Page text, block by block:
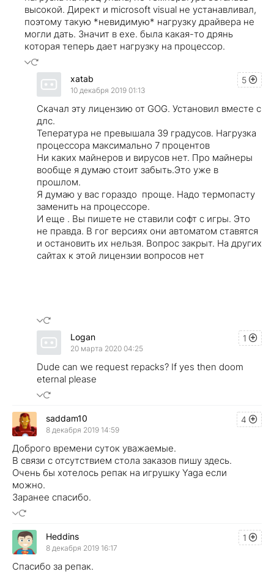
высокой. Директ и microsoft visual не устанавливал,
поэтому такую *невидимую* нагрузку драйвера не
могли дать. Значит в ехе. была какая-то дрянь
которая теперь дает нагрузку на процессор.
5
xatab
10 декабря 2019 01:13
Скачал эту лицензию от GOG. Установил вместе с
длс.
Тепература не превышала 39 градусов. Нагрузка
процессора максимально 7 процентов
Ни каких майнеров и вирусов нет. Про майнеры
вообще я думаю стоит забыть.Это уже в
прошлом.
Я думаю у вас гораздо проще. Надо термопасту
заменить на процессоре.
И еще . Вы пишете не ставили софт с игры. Это
не правда. В гог версиях они автоматом ставятся
и остановить их нельзя. Вопрос закрыт. На других
сайтах к этой лицензии вопросов нет
1
Logan
20 марта 2020 04:25
Dude can we request repacks? If yes then doom
eternal please
4
saddam10
8 декабря 2019 14:59
Доброго времени суток уважаемые.
В связи с отсутствием стола заказов пишу здесь.
Очень бы хотелось репак на игрушку Yaga если
можно.
Заранее спасибо.
1
Heddins
8 декабря 2019 16:17
Спасибо за репак.